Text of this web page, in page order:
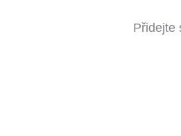
Přidejte